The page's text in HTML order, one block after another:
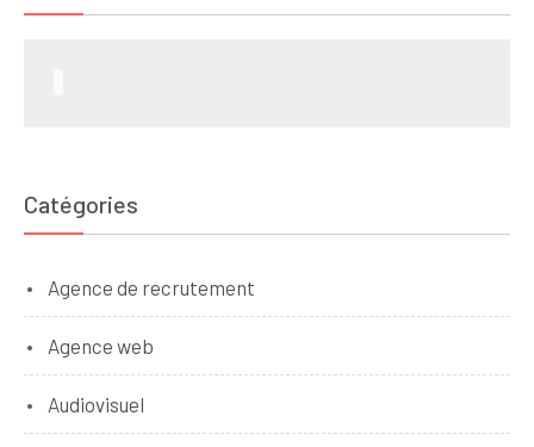
Catégories
Agence de recrutement
Agence web
Audiovisuel